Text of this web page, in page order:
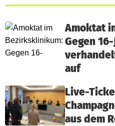
Amoktat
Gegen
auf
Live-
aus dem